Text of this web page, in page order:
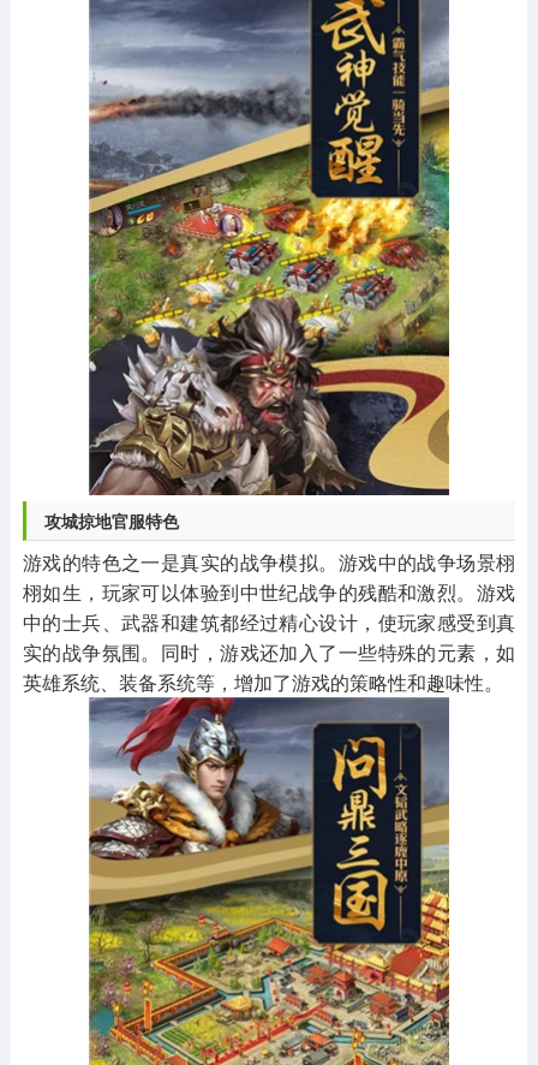
攻城掠地官服特色
游戏的特色之一是真实的战争模拟。游戏中的战争场景栩
栩如生，玩家可以体验到中世纪战争的残酷和激烈。游戏
中的士兵、武器和建筑都经过精心设计，使玩家感受到真
实的战争氛围。同时，游戏还加入了一些特殊的元素，如
英雄系统、装备系统等，增加了游戏的策略性和趣味性。